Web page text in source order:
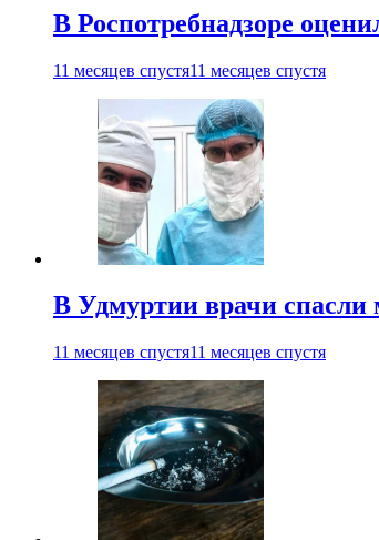
В Роспотребнадзоре
11 месяцев спустя11 месяцев спустя
В Удмуртии врачи спасли
11 месяцев спустя11 месяцев спустя